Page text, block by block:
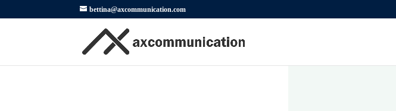
bettina@axcommunication.com